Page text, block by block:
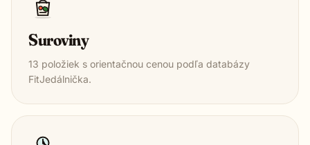
Suroviny
13 položiek s orientačnou cenou podľa databázy
FitJedálnička.